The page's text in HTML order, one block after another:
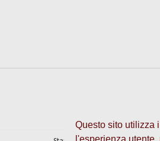
Questo sito utilizza
l'esperienza